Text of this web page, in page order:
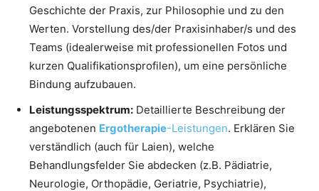
Geschichte der Praxis, zur Philosophie und zu den
Werten. Vorstellung des/der Praxisinhaber/s und des
Teams (idealerweise mit professionellen Fotos und
kurzen Qualifikationsprofilen), um eine persönliche
Bindung aufzubauen.
Leistungsspektrum: Detaillierte Beschreibung der
angebotenen Ergotherapie-Leistungen. Erklären Sie
verständlich (auch für Laien), welche
Behandlungsfelder Sie abdecken (z.B. Pädiatrie,
Neurologie, Orthopädie, Geriatrie, Psychiatrie),